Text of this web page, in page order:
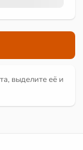
выделите её и